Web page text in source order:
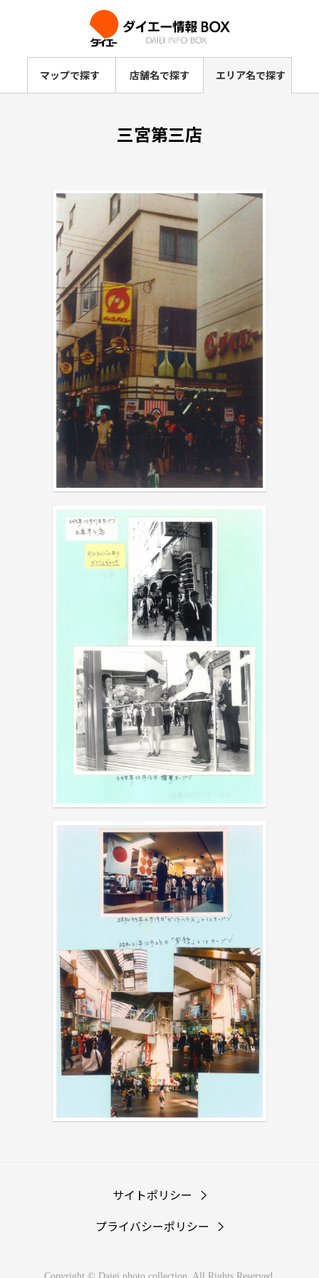
マップで探す 店舗名で探す エリア名で探す
三宮第三店
サイトポリシー
プライバシーポリシー
Copyright © Daiei photo collection. All Rights Reserved.